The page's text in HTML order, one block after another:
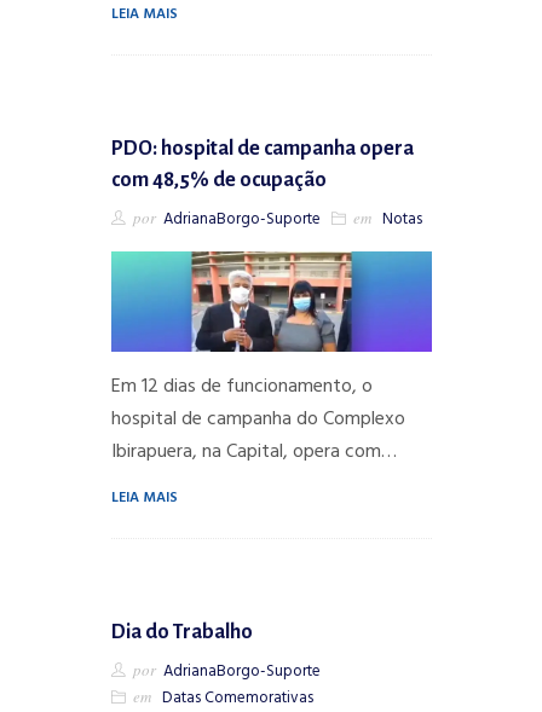
LEIA MAIS
PDO: hospital de campanha opera
com 48,5% de ocupação
por AdrianaBorgo-Suporte em Notas
Em 12 dias de funcionamento, o
hospital de campanha do Complexo
Ibirapuera, na Capital, opera com…
LEIA MAIS
Dia do Trabalho
por AdrianaBorgo-Suporte
em Datas Comemorativas